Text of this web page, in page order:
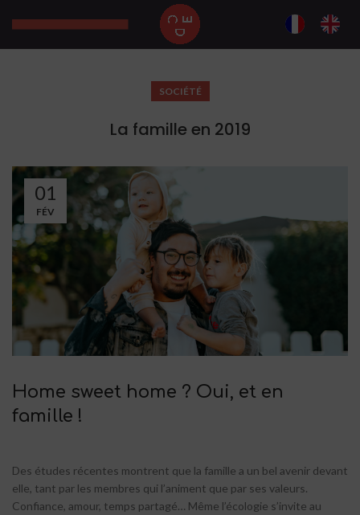
SOCIÉTÉ
La famille en 2019
01
FÉV
Home sweet home ? Oui, et en
famille !
Des études récentes montrent que la famille a un bel avenir devant
elle, tant par les membres qui l’animent que par ses valeurs.
Confiance, amour, temps partagé… Même l’écologie s’invite au